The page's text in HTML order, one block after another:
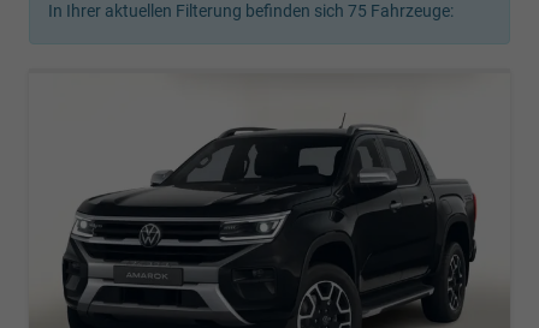
In Ihrer aktuellen Filterung befinden sich 75 Fahrzeuge: